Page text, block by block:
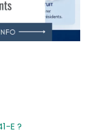
E ?